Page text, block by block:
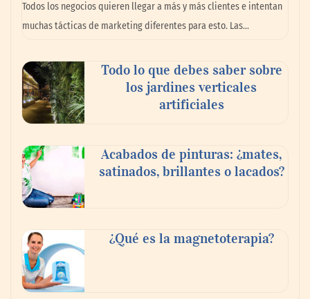
Nansha, Guangzhou, crea un nuevo
ecosistema de comercio transfronterizo
oportunidades
CIRIA Toldos destaca la importancia de
elegir la mosquitera adecuada según el
Todos los negocios quieren llegar a más y más clientes e intentan
muchas tácticas de marketing diferentes para esto. Las…
Todo lo que debes saber sobre
los jardines verticales
artificiales
Acabados de pinturas: ¿mates,
satinados, brillantes o lacados?
¿Qué es la magnetoterapia?